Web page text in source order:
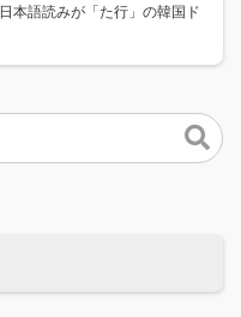
本語読みが「た行」の韓国ド